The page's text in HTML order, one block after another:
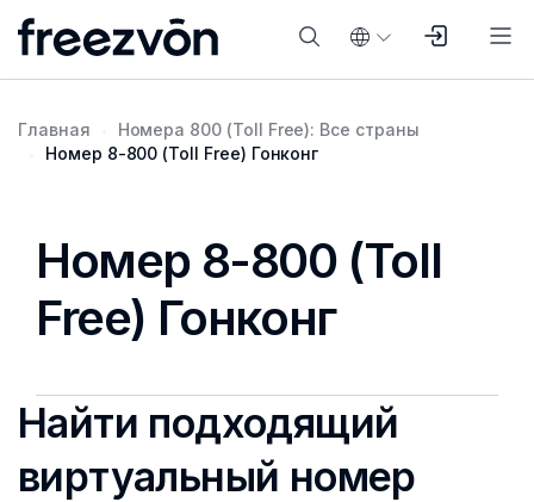
Главная
Номера 800 (Toll Free): Все страны
Номер 8-800 (Toll Free) Гонконг
Номер 8-800 (Toll
Free) Гонконг
Найти подходящий
виртуальный номер